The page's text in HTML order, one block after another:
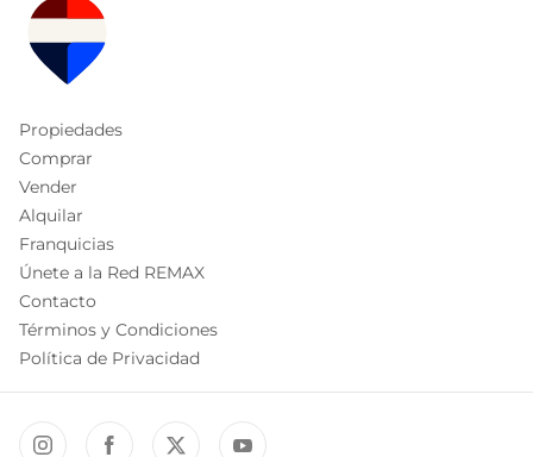
Propiedades
Comprar
Vender
Alquilar
Franquicias
Únete a la Red REMAX
Contacto
Términos y Condiciones
Política de Privacidad